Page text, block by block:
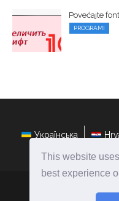
This website
best experience
Povećajte
PROGRAMI
Українська